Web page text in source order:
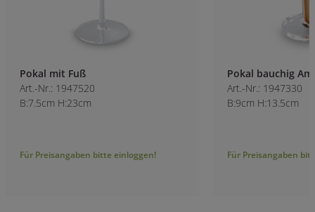
Pokal mit Fuß
Art.-Nr.: 1947520
B:7.5cm H:23cm
Für Preisangaben bitte einloggen!
Pokal bauchig
Art.-Nr.: 1947330
B:9cm H:13.5cm
Für Preisangaben